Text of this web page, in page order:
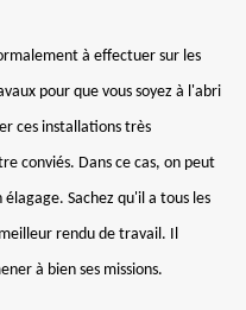
à effectuer sur les
pour que vous soyez à l'abri
ces installations très
conviés. Dans ce cas, on peut
Sachez qu'il a tous les
rendu de travail. Il
à bien ses missions.